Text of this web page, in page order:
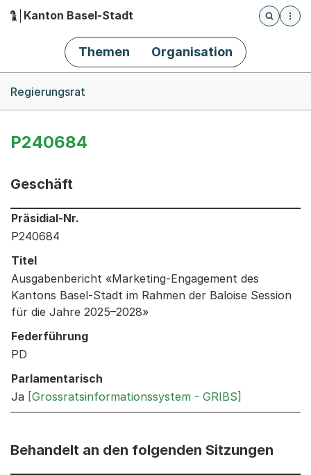
Hauptnavigation
Kanton Basel-Stadt
Öffnet
Themen Organisation
Regierungsrat
P240684
Geschäft
Informationen zum Ausgewählten Geschäft
Präsidial-Nr.
P240684
Titel
Ausgabenbericht «Marketing-Engagement des
Kantons Basel-Stadt im Rahmen der Baloise Session
für die Jahre 2025–2028»
Federführung
PD
Parlamentarisch
Ja [Grossratsinformationssystem - GRIBS]
Behandelt an den folgenden Sitzungen